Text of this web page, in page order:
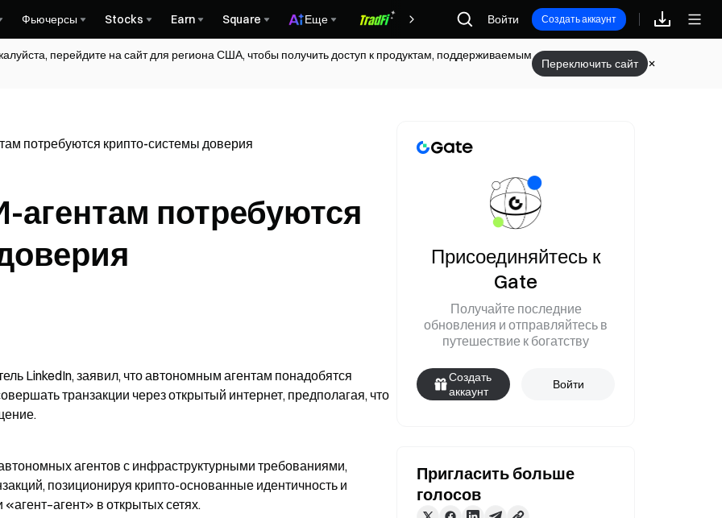
Фьючерсы Stocks Earn Square Еще Награды
Войти Создать аккаунт
перейдите на сайт для региона США, чтобы получить доступ к продуктам, поддерживаемым
Переключить сайт
потребуются крипто-системы доверия
потребуются
LinkedIn, заявил, что автономным агентам понадобятся
транзакции через открытый интернет, предполагая, что
агентов с инфраструктурными требованиями,
позиционируя крипто-основанные идентичность и
в открытых сетях.
Присоединяйтесь к
Gate
Получайте последние
обновления и отправляйтесь в
путешествие к богатству
Создать
аккаунт
Войти
Пригласить больше
голосов